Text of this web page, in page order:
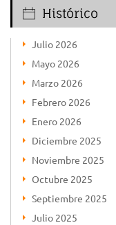
Histórico
Julio 2026
Mayo 2026
Marzo 2026
Febrero 2026
Enero 2026
Diciembre 2025
Noviembre 2025
Octubre 2025
Septiembre 2025
Julio 2025